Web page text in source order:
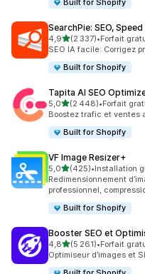
Built for Shopify
SearchPie: SEO,
4,9étoile(s) sur 5
(2 337)
2337 avis au total
•Forfait
SEO IA facile: Corrigez
Built for Shopify
Tapita AI SEO
5,0étoile(s) sur 5
(2 448)
2448 avis au total
•Forfait
Boostez trafic et ventes
Built for Shopify
VF Image Resizer+
5,0étoile(s) sur 5
(425)
425 avis au total
•Installation
Redimensionnement
professionnel,
Built for Shopify
Booster SEO et
4,8étoile(s) sur 5
(5 261)
5261 avis au total
•Forfait
Optimiseur d’images et